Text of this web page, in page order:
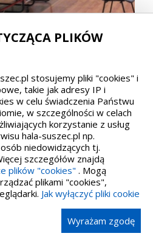
PLIKÓW
stosujemy pliki "cookies" i
takie jak adresy IP i
w celu świadczenia Państwu
w szczególności w celach
korzystanie z usług
hala-suszec.pl np.
niedowidzących tj.
szczegółów znajdą
plików "cookies" . Mogą
plikami "cookies",
Jak wyłączyć pliki cookie
Wyrażam zgodę